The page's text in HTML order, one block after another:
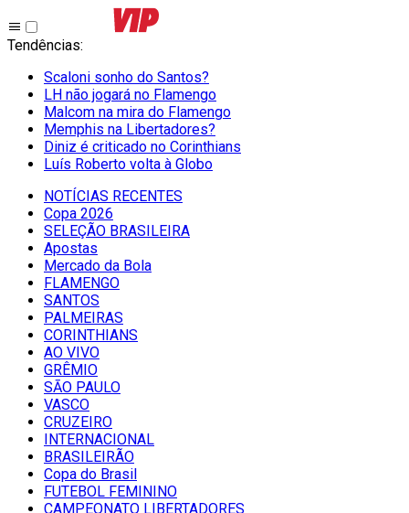
Tendências:
Scaloni sonho do Santos?
LH não jogará no Flamengo
Malcom na mira do Flamengo
Memphis na Libertadores?
Diniz é criticado no Corinthians
Luís Roberto volta à Globo
NOTÍCIAS RECENTES
Copa 2026
SELEÇÃO BRASILEIRA
Apostas
Mercado da Bola
FLAMENGO
SANTOS
PALMEIRAS
CORINTHIANS
AO VIVO
GRÊMIO
SĀO PAULO
VASCO
CRUZEIRO
INTERNACIONAL
BRASILEIRÃO
Copa do Brasil
FUTEBOL FEMININO
CAMPEONATO LIBERTADORES